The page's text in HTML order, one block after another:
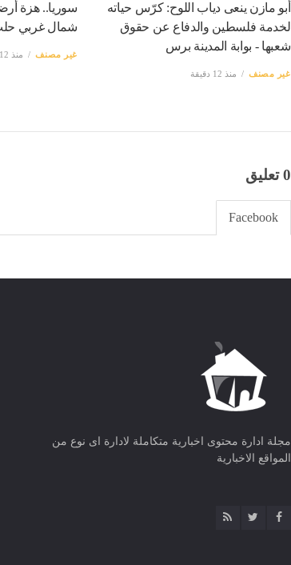
أبو مازن ينعى دياب اللوح: كرّس حياته
لخدمة فلسطين والدفاع عن حقوق
شعبها - بوابة المدينة برس
غير مصنف منذ 12 دقيقة
شمال غربي
غير مصنف منذ 12 دقيقة
0 تعليق
Facebook
مجلة ادارة محتوى اخبارية متكاملة لادارة اى نوع من
المواقع الاخبارية